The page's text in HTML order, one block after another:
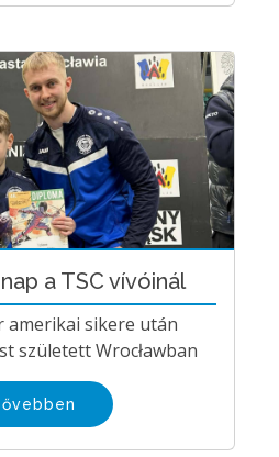
a TSC vívóinál
amerikai sikere után
született Wrocławban